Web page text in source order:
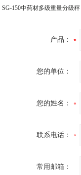
SG-150中药材多级重量分级秤
产品：
您的单位：
您的姓名：
联系电话：
常用邮箱：